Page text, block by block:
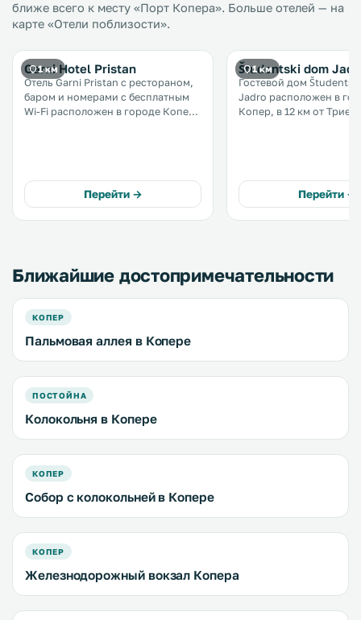
ближе всего к месту «Порт Копера». Больше отелей — на
карте «Отели поблизости».
1 км
Garni Hotel Pristan
Отель Garni Pristan с рестораном,
баром и номерами с бесплатным
Wi-Fi расположен в городе Копер,
Перейти →
1 км
Študentski dom
Гостевой дом
Jadro расположен в
Копер, в 12 км от
номеров открывается
Перейти →
Ближайшие достопримечательности
КОПЕР
Пальмовая аллея в Копере
ПОСТОЙНА
Колокольня в Копере
КОПЕР
Собор с колокольней в Копере
КОПЕР
Железнодорожный вокзал Копера